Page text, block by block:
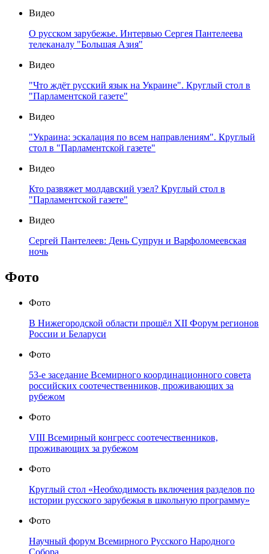
Видео
О русском зарубежье. Интервью Сергея Пантелеева
телеканалу "Большая Азия"
Видео
"Что ждёт русский язык на Украине". Круглый стол в
"Парламентской газете"
Видео
"Украина: эскалация по всем направлениям". Круглый
стол в "Парламентской газете"
Видео
Кто развяжет молдавский узел? Круглый стол в
"Парламентской газете"
Видео
Сергей Пантелеев: День Супрун и Варфоломеевская
ночь
Фото
Фото
В Нижегородской области прошёл XII Форум регионов
России и Беларуси
Фото
53-е заседание Всемирного координационного совета
российских соотечественников, проживающих за
рубежом
Фото
VIII Всемирный конгресс соотечественников,
проживающих за рубежом
Фото
Круглый стол «Необходимость включения разделов по
истории русского зарубежья в школьную программу»
Фото
Научный форум Всемирного Русского Народного